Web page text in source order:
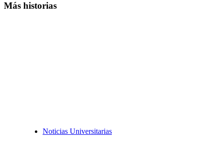
Más historias
Noticias Universitarias